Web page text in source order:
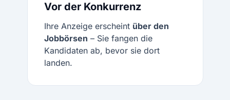
Vor der Konkurrenz
Ihre Anzeige erscheint über den
Jobbörsen – Sie fangen die
Kandidaten ab, bevor sie dort
landen.